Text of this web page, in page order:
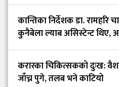
कान्तिका निर्देशक डा. रामहरि
कुनैबेला ल्याब असिस्टेन्ट थिए,
करारका चिकित्सकको दुःख:
जाँच्न पुगे, तलब भने काटियो